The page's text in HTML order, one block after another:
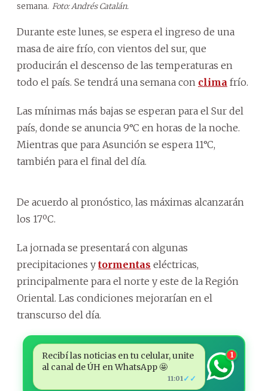
semana. Foto: Andrés Catalán.
Durante este lunes, se espera el ingreso de una
masa de aire frío, con vientos del sur, que
producirán el descenso de las temperaturas en
todo el país. Se tendrá una semana con clima frío.
Las mínimas más bajas se esperan para el Sur del
país, donde se anuncia 9°C en horas de la noche.
Mientras que para Asunción se espera 11°C,
también para el final del día.
De acuerdo al pronóstico, las máximas alcanzarán
los 17ºC.
La jornada se presentará con algunas
precipitaciones y tormentas eléctricas,
principalmente para el norte y este de la Región
Oriental. Las condiciones mejorarían en el
transcurso del día.
Recibí las noticias en tu celular, unite
al canal de ÚH en WhatsApp 🤩
11:01 ✓✓
1